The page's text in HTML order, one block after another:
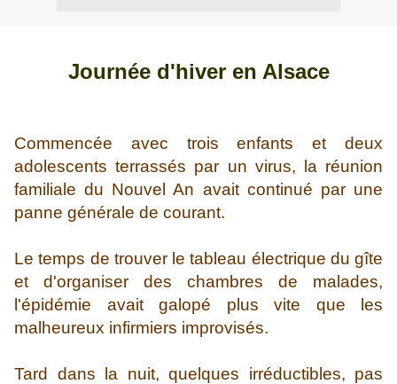
Journée d'hiver en Alsace
Commencée avec trois enfants et deux
adolescents terrassés par un virus, la réunion
familiale du Nouvel An avait continué par une
panne générale de courant.
Le temps de trouver le tableau électrique du gîte
et d'organiser des chambres de malades,
l'épidémie avait galopé plus vite que les
malheureux infirmiers improvisés.
Tard dans la nuit, quelques irréductibles, pas